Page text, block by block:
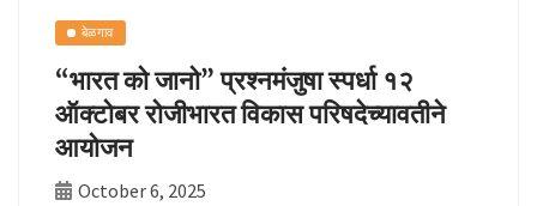
बेळगाव
“भारत को जानो” प्रश्नमंजुषा स्पर्धा १२
ऑक्टोबर रोजीभारत विकास परिषदेच्यावतीने
आयोजन
October 6, 2025